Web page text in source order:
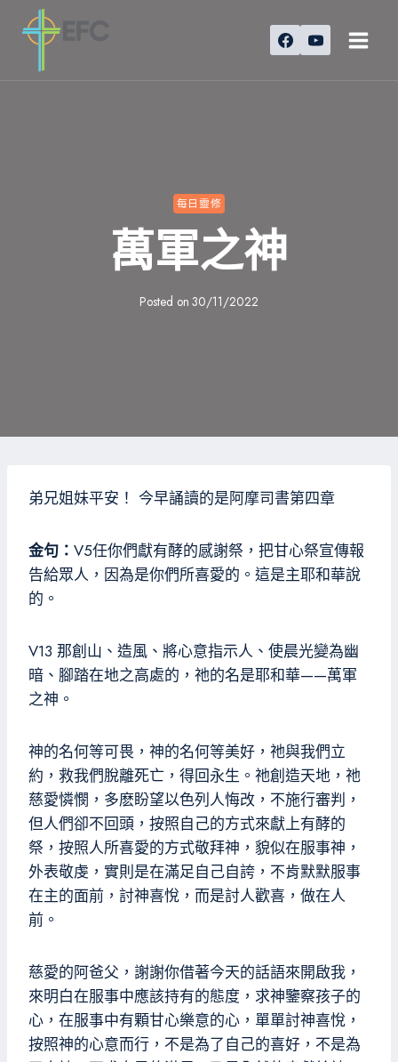
每日靈修
萬軍之神
Posted on 30/11/2022
弟兄姐妹平安！ 今早誦讀的是阿摩司書第四章
金句： V5任你們獻有酵的感謝祭，把甘心祭宣傳報
告給眾人，因為是你們所喜愛的。這是主耶和華說
的。
V13 那創山、造風、將心意指示人、使晨光變為幽
暗、腳踏在地之高處的，祂的名是耶和華——萬軍
之神。
神的名何等可畏，神的名何等美好，祂與我們立
約，救我們脫離死亡，得回永生。祂創造天地，祂
慈愛憐憫，多麽盼望以色列人悔改，不施行審判，
但人們卻不回頭，按照自己的方式來獻上有酵的
祭，按照人所喜愛的方式敬拜神，貌似在服事神，
外表敬虔，實則是在滿足自己自誇，不肯默默服事
在主的面前，討神喜悅，而是討人歡喜，做在人
前。
慈愛的阿爸父，謝謝你借著今天的話語來開啟我，
來明白在服事中應該持有的態度，求神鑒察孩子的
心，在服事中有顆甘心樂意的心，單單討神喜悅，
按照神的心意而行，不是為了自己的喜好，不是為